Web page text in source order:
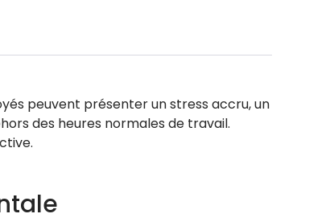
peuvent présenter un stress accru, un
des heures normales de travail.